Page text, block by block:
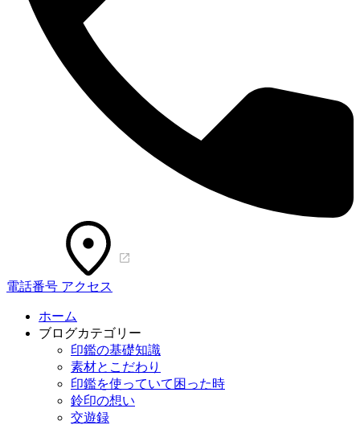
電話番号 アクセス
ホーム
ブログカテゴリー
印鑑の基礎知識
素材とこだわり
印鑑を使っていて困った時
鈴印の想い
交遊録